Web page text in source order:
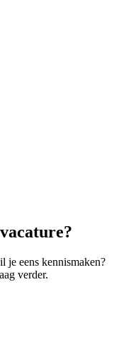
je eens kennismaken?
verder.